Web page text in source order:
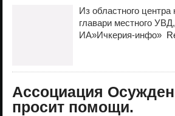
Из областного
главари местного
ИА»Ичкерия-инфо»
Ассоциация
просит помощи.